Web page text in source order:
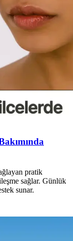
pratik
sağlar. Günlük
sunar.